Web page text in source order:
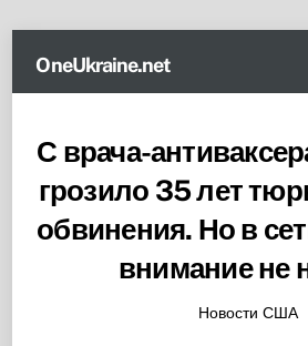
content
OneUkraine.net
С врача-
грозило 35 лет
обвинения. Но в
внимание не
Новости США